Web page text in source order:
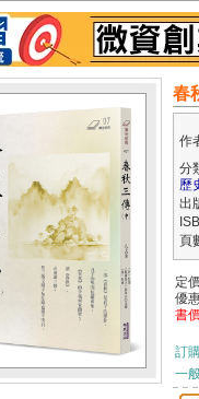
春
作
分
歷
出
頁
定
優
書
訂
一